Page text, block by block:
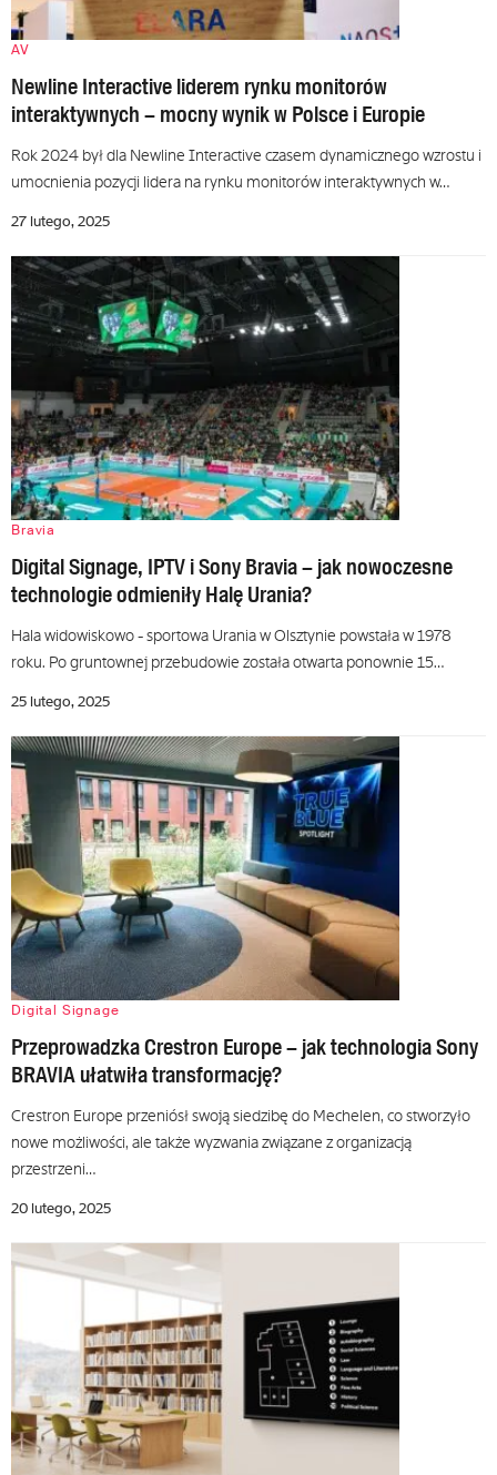
AV
Newline Interactive liderem rynku monitorów
interaktywnych – mocny wynik w Polsce i Europie
Rok 2024 był dla Newline Interactive czasem dynamicznego wzrostu i
umocnienia pozycji lidera na rynku monitorów interaktywnych w…
27 lutego, 2025
Bravia
Digital Signage, IPTV i Sony Bravia – jak nowoczesne
technologie odmieniły Halę Urania?
Hala widowiskowo - sportowa Urania w Olsztynie powstała w 1978
roku. Po gruntownej przebudowie została otwarta ponownie 15…
25 lutego, 2025
Digital Signage
Przeprowadzka Crestron Europe – jak technologia Sony
BRAVIA ułatwiła transformację?
Crestron Europe przeniósł swoją siedzibę do Mechelen, co stworzyło
nowe możliwości, ale także wyzwania związane z organizacją
przestrzeni…
20 lutego, 2025